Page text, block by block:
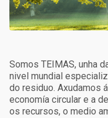
Somos TEIMAS, unha
nivel mundial
do residuo. Axudamos
economía circular e a
os recursos, o medio